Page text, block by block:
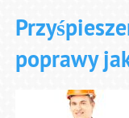
poprawy